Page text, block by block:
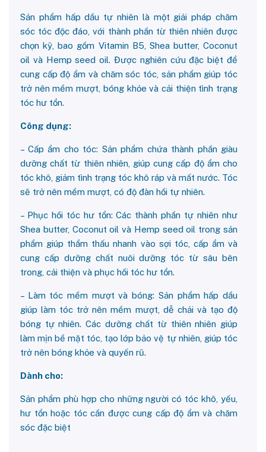
Sản phẩm hấp dầu tự nhiên là một giải pháp chăm
sóc tóc độc đáo, với thành phần từ thiên nhiên được
chọn kỹ, bao gồm Vitamin B5, Shea butter, Coconut
oil và Hemp seed oil. Được nghiên cứu đặc biệt để
cung cấp độ ẩm và chăm sóc tóc, sản phẩm giúp tóc
trở nên mềm mượt, bóng khỏe và cải thiện tình trạng
tóc hư tổn.
Công dụng:
– Cấp ẩm cho tóc: Sản phẩm chứa thành phần giàu
dưỡng chất từ thiên nhiên, giúp cung cấp độ ẩm cho
tóc khô, giảm tình trạng tóc khô ráp và mất nước. Tóc
sẽ trở nên mềm mượt, có độ đàn hồi tự nhiên.
– Phục hồi tóc hư tổn: Các thành phần tự nhiên như
Shea butter, Coconut oil và Hemp seed oil trong sản
phẩm giúp thẩm thấu nhanh vào sợi tóc, cấp ẩm và
cung cấp dưỡng chất nuôi dưỡng tóc từ sâu bên
trong, cải thiện và phục hồi tóc hư tổn.
– Làm tóc mềm mượt và bóng: Sản phẩm hấp dầu
giúp làm tóc trở nên mềm mượt, dễ chải và tạo độ
bóng tự nhiên. Các dưỡng chất từ thiên nhiên giúp
làm mịn bề mặt tóc, tạo lớp bảo vệ tự nhiên, giúp tóc
trở nên bóng khỏe và quyến rũ.
Dành cho:
Sản phẩm phù hợp cho những người có tóc khô, yếu,
hư tổn hoặc tóc cần được cung cấp độ ẩm và chăm
sóc đặc biệt